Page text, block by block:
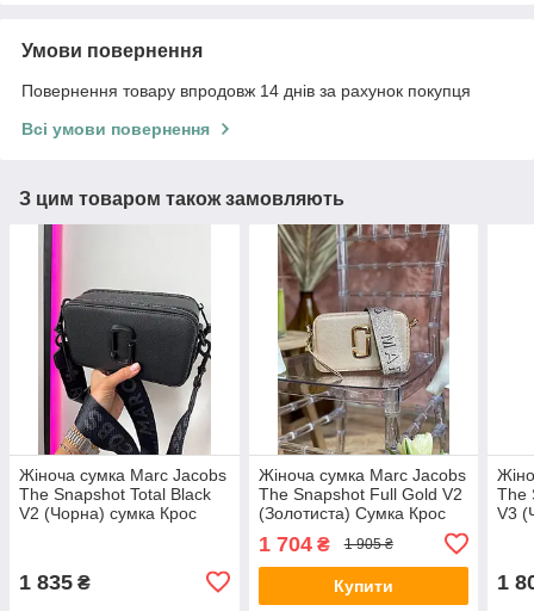
Умови повернення
Повернення товару впродовж 14 днів за рахунок покупця
Всі умови повернення
З цим товаром також замовляють
Жіноча сумка Marc Jacobs
The Snapshot Total Black
V2 (Чорна) сумка Крос
1 835 ₴
Жіноча сумка Marc Jacobs
The Snapshot Full Gold V2
(Золотиста) Сумка Крос
Боді екошкіра 2 відділення
MJ
1 704₴ 1 905 ₴
Купити
The
V3
1